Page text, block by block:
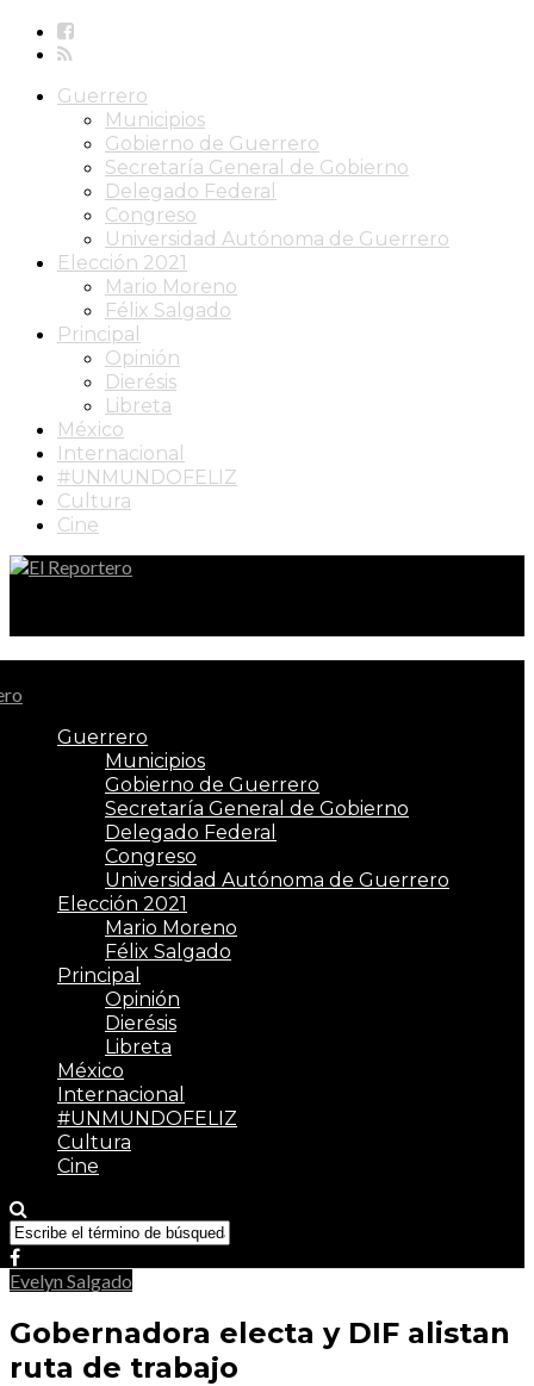
Guerrero
Municipios
Gobierno de Guerrero
Secretaría General de Gobierno
Delegado Federal
Congreso
Universidad Autónoma de Guerrero
Elección 2021
Mario Moreno
Félix Salgado
Principal
Opinión
Dierésis
Libreta
México
Internacional
#UNMUNDOFELIZ
Cultura
Cine
Guerrero
Municipios
Gobierno de Guerrero
Secretaría General de Gobierno
Delegado Federal
Congreso
Universidad Autónoma de Guerrero
Elección 2021
Mario Moreno
Félix Salgado
Principal
Opinión
Dierésis
Libreta
México
Internacional
#UNMUNDOFELIZ
Cultura
Cine
Evelyn Salgado
Gobernadora electa y DIF alistan
ruta de trabajo